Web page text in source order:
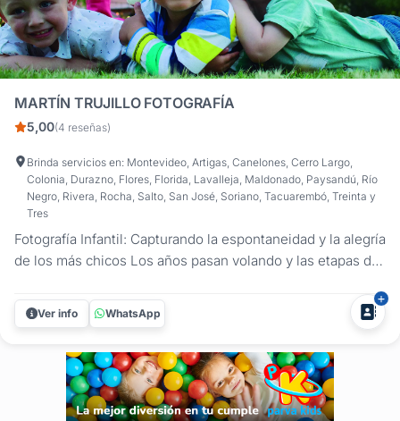
MARTÍN TRUJILLO FOTOGRAFÍA
5,00(4 reseñas)
Brinda servicios en: Montevideo, Artigas, Canelones, Cerro Largo,
Colonia, Durazno, Flores, Florida, Lavalleja, Maldonado, Paysandú, Río
Negro, Rivera, Rocha, Salto, San José, Soriano, Tacuarembó, Treinta y
Tres
Fotografía Infantil: Capturando la espontaneidad y la alegría
de los más chicos Los años pasan volando y las etapas de
Martín Trujillo propone un enfoque fotográfico centrado en
la naturalidad, donde el objetivo es capturar la esencia de
Ver info WhatsApp